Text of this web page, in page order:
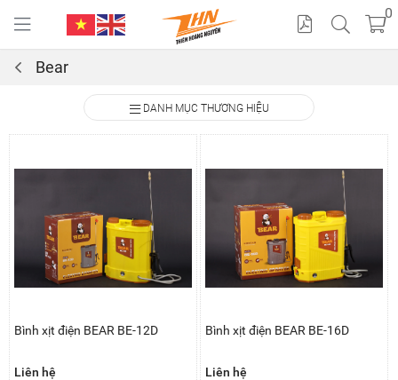
alo
0
Bear
DANH MỤC THƯƠNG HIỆU
Bình xịt điện BEAR BE-12D
Liên hệ
Bình xịt điện BEAR BE-16D
Liên hệ